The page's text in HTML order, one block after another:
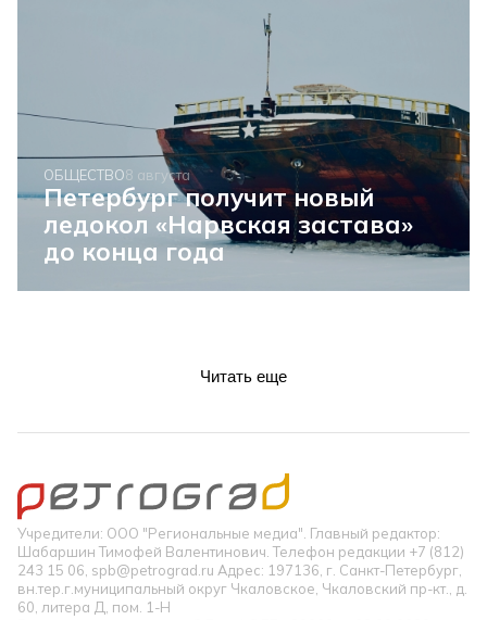
ОБЩЕСТВО8 августа
Петербург получит новый
ледокол «Нарвская застава»
до конца года
Читать еще
Учредители: ООО "Региональные медиа". Главный редактор:
Шабаршин Тимофей Валентинович. Телефон редакции +7 (812)
243 15 06, spb@petrograd.ru Адрес: 197136, г. Санкт-Петербург,
вн.тер.г.муниципальный округ Чкаловское, Чкаловский пр-кт., д.
60, литера Д, пом. 1-Н